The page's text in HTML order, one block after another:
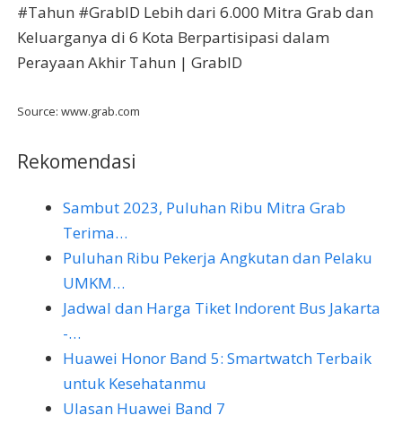
#Tahun #GrabID Lebih dari 6.000 Mitra Grab dan
Keluarganya di 6 Kota Berpartisipasi dalam
Perayaan Akhir Tahun | GrabID
Source: www.grab.com
Rekomendasi
Sambut 2023, Puluhan Ribu Mitra Grab
Terima…
Puluhan Ribu Pekerja Angkutan dan Pelaku
UMKM…
Jadwal dan Harga Tiket Indorent Bus Jakarta
-…
Huawei Honor Band 5: Smartwatch Terbaik
untuk Kesehatanmu
Ulasan Huawei Band 7